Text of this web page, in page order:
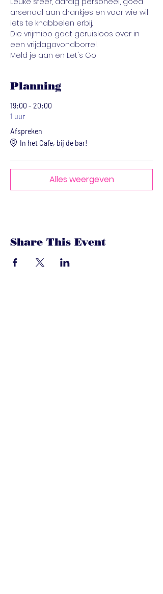
arsenaal aan drankjes en voor wie wil
iets te knabbelen erbij.
Die vrijmibo gaat geruisloos over in
een vrijdagavondborrel.
Meld je aan en Let's Go
Planning
19:00 - 20:00
1 uur
Afspreken
In het Cafe, bij de bar!
Alles weergeven
Share This Event